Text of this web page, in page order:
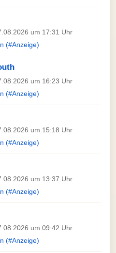
um 17:31 Uhr
(#Anzeige)
um 16:23 Uhr
(#Anzeige)
um 15:18 Uhr
(#Anzeige)
um 13:37 Uhr
(#Anzeige)
um 09:42 Uhr
(#Anzeige)